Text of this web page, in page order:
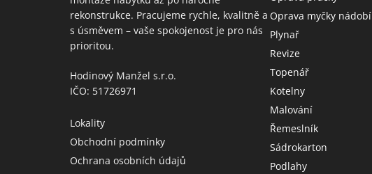
rekonstrukce. Pracujeme rychle, kvalitně a
s úsměvem – vaše spokojenost je pro nás
prioritou.
Hodinový Manžel s.r.o.
IČO: 51726971
Lokality
Obchodní podmínky
Ochrana osobních údajů
Oprava myčky nádobí
Plynař
Revize
Topenář
Kotelny
Malování
Řemeslník
Sádrokarton
Podlahy